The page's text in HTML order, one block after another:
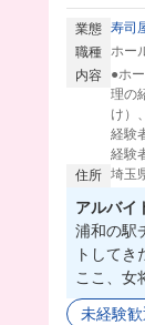
業態 寿司
職種 ホー
内容
●ホ
理の
け）
経験
経験
住所 埼玉
アルバイ
浦和の駅
トしてき
ここ、女
たかくて
未経験歓